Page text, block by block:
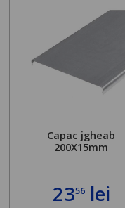
Capac jgheab
200X15mm
2356lei